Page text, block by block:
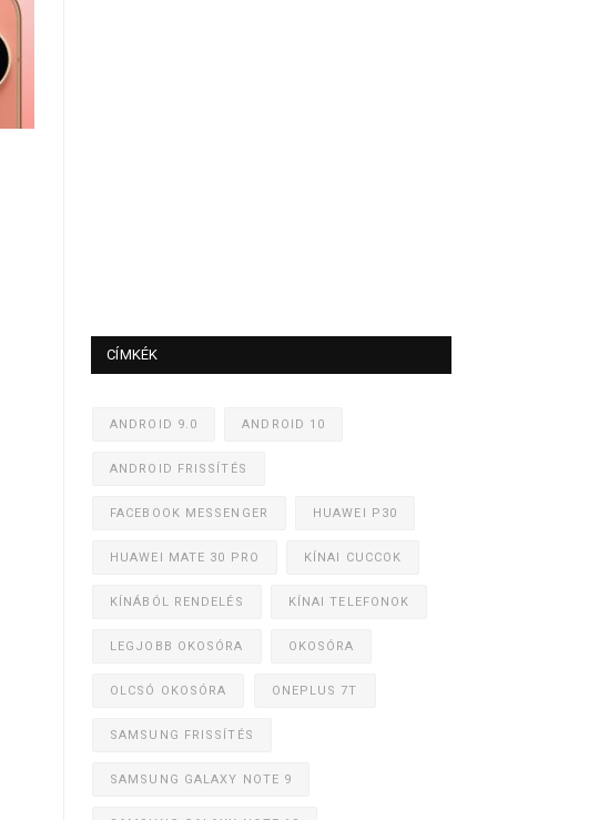
CÍMKÉK
ANDROID 9.0 ANDROID 10
ANDROID FRISSÍTÉS
FACEBOOK MESSENGER HUAWEI P30
HUAWEI MATE 30 PRO KÍNAI CUCCOK
KÍNÁBÓL RENDELÉS KÍNAI TELEFONOK
LEGJOBB OKOSÓRA OKOSÓRA
OLCSÓ OKOSÓRA ONEPLUS 7T
SAMSUNG FRISSÍTÉS
SAMSUNG GALAXY NOTE 9